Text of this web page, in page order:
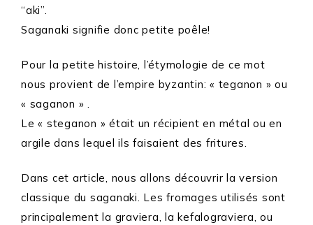
“aki”.
Saganaki signifie donc petite poêle!
Pour la petite histoire, l’étymologie de ce mot
nous provient de l’empire byzantin: « teganon » ou
« saganon » .
Le « steganon » était un récipient en métal ou en
argile dans lequel ils faisaient des fritures.
Dans cet article, nous allons découvrir la version
classique du saganaki. Les fromages utilisés sont
principalement la graviera, la kefalograviera, ou